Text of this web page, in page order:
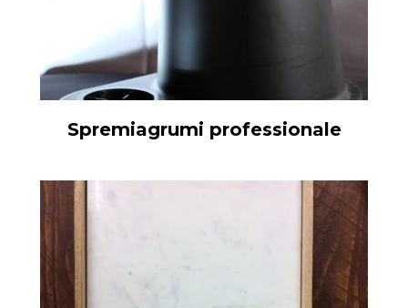
Spremiagrumi professionale